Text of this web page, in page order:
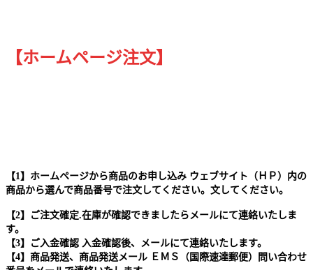
【ホームページ注文】
【1】ホームページから商品のお申し込み ウェブサイト（ＨＰ）内の
商品から選んで商品番号で注文してください。文してください。
【2】ご注文確定.在庫が確認できましたらメールにて連絡いたしま
す。
【3】ご入金確認 入金確認後、メールにて連絡いたします。
【4】商品発送、商品発送メール ＥＭＳ（国際速達郵便）問い合わせ